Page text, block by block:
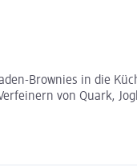
Brownies in die
von Quark,